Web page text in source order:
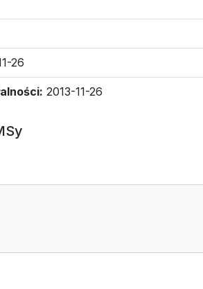
26
2013-11-26